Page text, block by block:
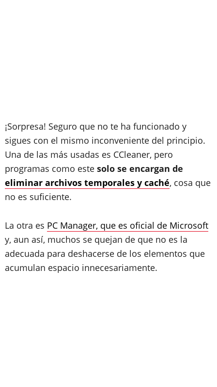
¡Sorpresa! Seguro que no te ha funcionado y
sigues con el mismo inconveniente del principio.
Una de las más usadas es CCleaner, pero
programas como este solo se encargan de
eliminar archivos temporales y caché, cosa que
no es suficiente.
La otra es PC Manager, que es oficial de Microsoft
y, aun así, muchos se quejan de que no es la
adecuada para deshacerse de los elementos que
acumulan espacio innecesariamente.